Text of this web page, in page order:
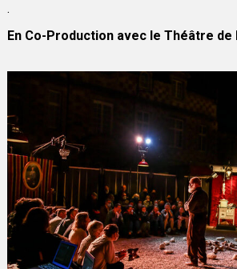
.
En Co-Production avec le Théâtre de